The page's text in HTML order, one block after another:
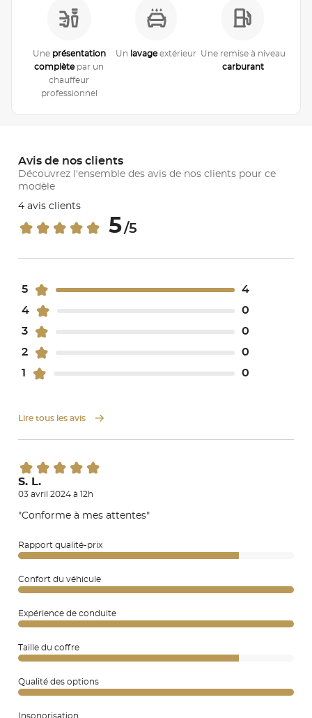
Une présentation
complètepar un
chauffeur
professionnel
Un lavageextérieur Une remise à niveau
carburant
Avis de nos clients
Découvrez l'ensemble des avis de nos clients pour ce
modèle
4 avis clients
5/5
5
4
4
0
3
0
2
0
1
0
Lire tous les avis
S. L.
03 avril 2024 à 12h
"Conforme à mes attentes"
Rapport qualité-prix
Confort du véhicule
Expérience de conduite
Taille du coffre
Qualité des options
Insonorisation